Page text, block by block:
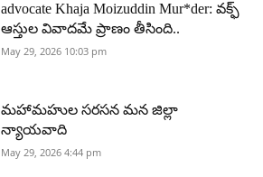
advocate Khaja Moizuddin Mur*der: వక్ఫ్
ఆస్తుల వివాదమే ప్రాణం తీసింది..
May 29, 2026 10:03 pm
మహామహుల సరసన మన జిల్లా
న్యాయవాది
May 29, 2026 4:44 pm